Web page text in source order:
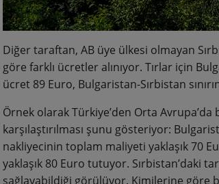
Diğer taraftan, AB üye ülkesi olmayan
göre farklı ücretler alınıyor. Tırlar için
ücret 89 Euro, Bulgaristan-Sırbistan
Örnek olarak Türkiye’den Orta
karşılaştırılması şunu gösteriyor:
nakliyecinin toplam maliyeti yaklaşık 70
yaklaşık 80 Euro tutuyor. Sırbistan’daki
sağlayabildiği görülüyor. Kimilerine göre